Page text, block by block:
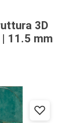
5 Sternen
3D
11.5 mm